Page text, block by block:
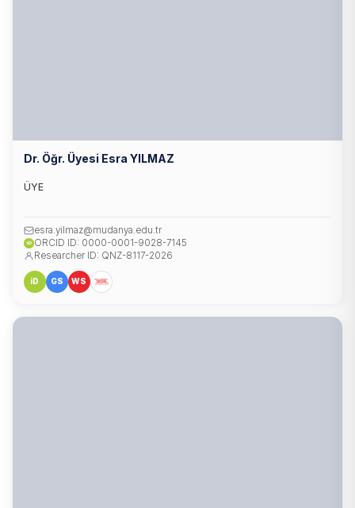
Dr. Öğr. Üyesi Esra YILMAZ
ÜYE
esra.yilmaz@mudanya.edu.tr
iD ORCID ID: 0000-0001-9028-7145
Researcher ID: QNZ-8117-2026
iD GS WS